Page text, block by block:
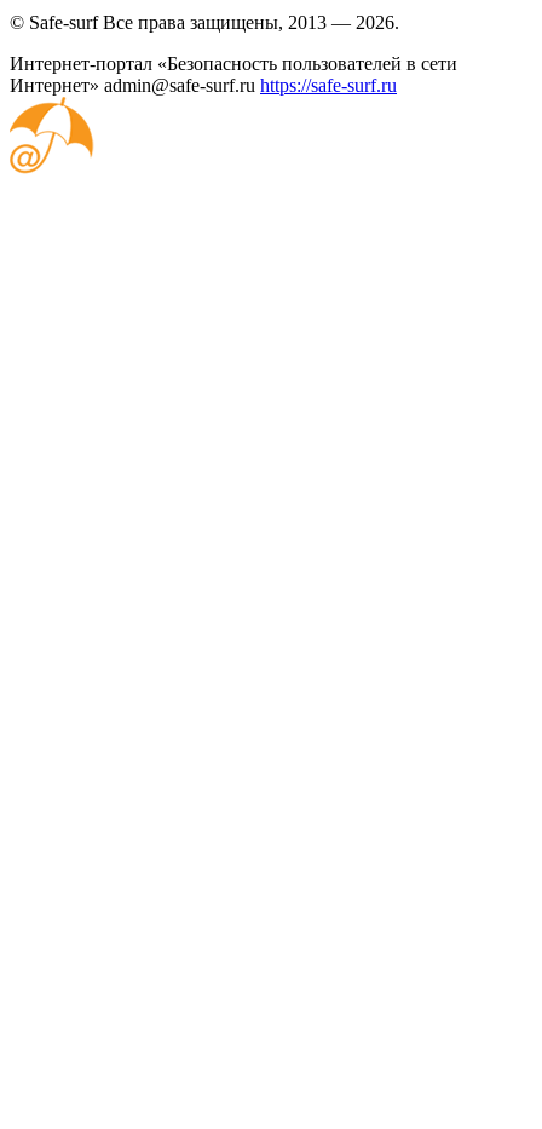
© Safe-surf Все права защищены, 2013 — 2026.
Интернет-портал «Безопасность пользователей в сети
Интернет» admin@safe-surf.ru https://safe-surf.ru